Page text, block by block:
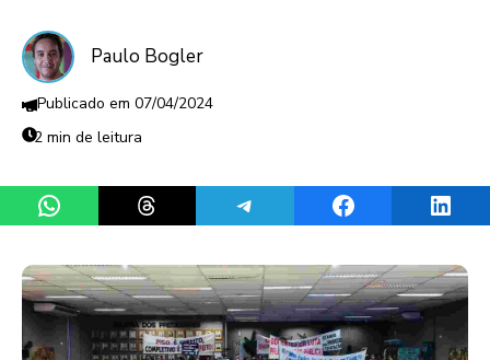
Paulo Bogler
07/04/2024
2 min de leitura
Share on WhatsAppShare on ThreadsShare on TelegramShare on Facebook